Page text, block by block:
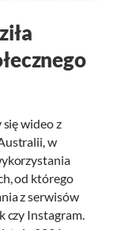
wideo z
w
od którego
z serwisów
czy Instagram.